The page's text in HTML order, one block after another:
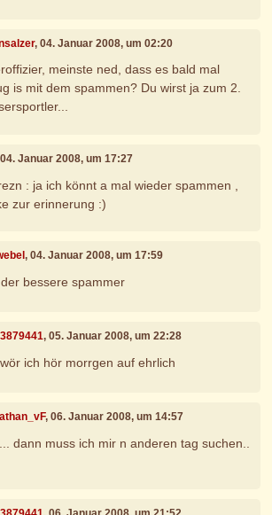
, 04. Januar 2008, um 02:20
meinste ned, dass es bald mal
is mit dem spammen? Du wirst ja zum 2.
Januar 2008, um 17:27
: ja ich könnt a mal wieder spammen ,
zur erinnerung :)
, 04. Januar 2008, um 17:59
bessere spammer
, 05. Januar 2008, um 22:28
ich hör morrgen auf ehrlich
, 06. Januar 2008, um 14:57
dann muss ich mir n anderen tag suchen..